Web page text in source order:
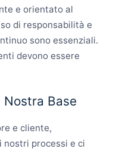
e orientato al
di responsabilità e
sono essenziali.
devono essere
Base
e cliente,
processi e ci